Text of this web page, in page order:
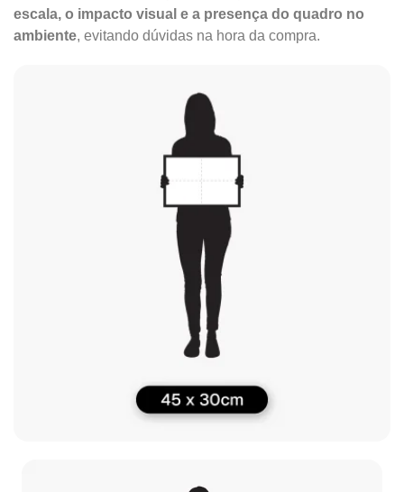
escala, o impacto visual e a presença do quadro no
ambiente, evitando dúvidas na hora da compra.